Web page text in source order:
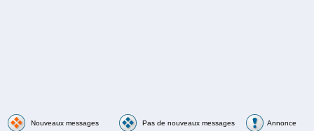
Nouveaux messages Pas de nouveaux messages
Annonce